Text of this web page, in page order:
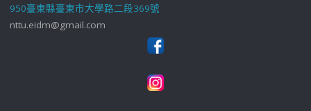
950臺東縣臺東市大學路二段369號
nttu.eidm@gmail.com